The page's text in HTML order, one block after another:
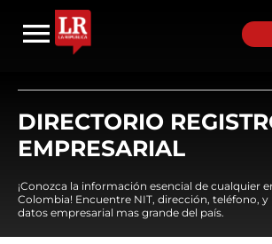
DIRECTORIO
EMPRESARIAL
¡Conozca la información esencial de cualquier
Colombia! Encuentre NIT, dirección, teléfono, y
datos empresarial mas grande del país.